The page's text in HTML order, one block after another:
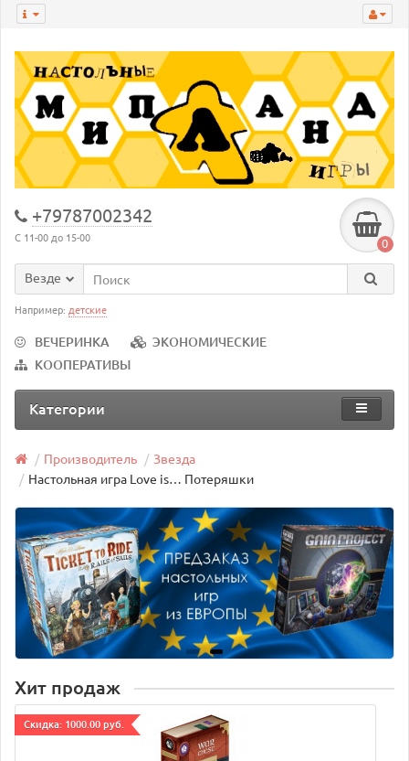
+79787002342
С 11-00 до 15-00 0
Везде
Например: детские
ВЕЧЕРИНКА
ЭКОНОМИЧЕСКИЕ
КООПЕРАТИВЫ
Категории
Производитель
Звезда
Настольная игра Love is… Потеряшки
Хит продаж
Cкидка: 1000.00 руб.